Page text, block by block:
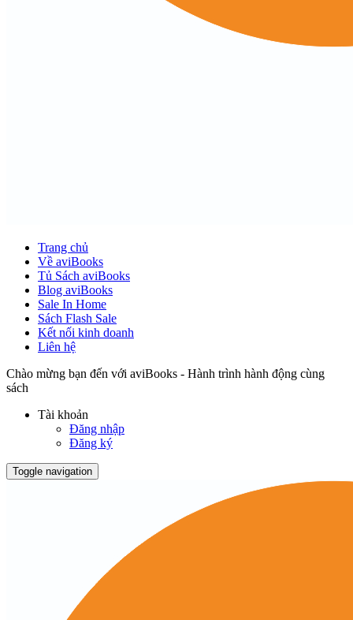
Trang chủ
Về aviBooks
Tủ Sách aviBooks
Blog aviBooks
Sale In Home
Sách Flash Sale
Kết nối kinh doanh
Liên hệ
Chào mừng bạn đến với aviBooks - Hành trình hành động cùng
sách
Tài khoản
Đăng nhập
Đăng ký
Toggle navigation